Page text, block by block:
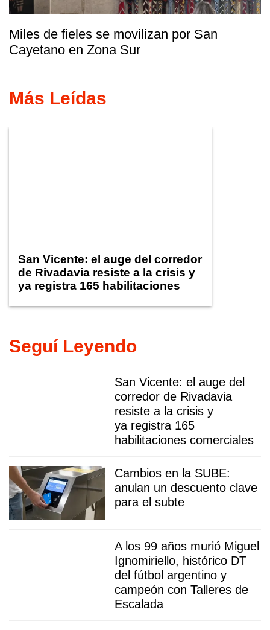
Miles de fieles se movilizan por San
Cayetano en Zona Sur
Más Leídas
San Vicente: el auge del corredor
de Rivadavia resiste a la crisis y
ya registra 165 habilitaciones
Seguí Leyendo
San Vicente: el auge del
corredor de Rivadavia
resiste a la crisis y
ya registra 165
habilitaciones comerciales
Cambios en la SUBE:
anulan un descuento clave
para el subte
A los 99 años murió Miguel
Ignomiriello, histórico DT
del fútbol argentino y
campeón con Talleres de
Escalada